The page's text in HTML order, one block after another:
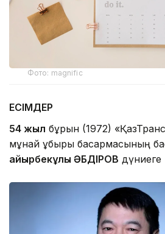
Фото: magnific
ЕСІМДЕР
54 жыл бұрын (1972)
мұнай құбыры басқармасының
Қайырбекұлы ӘБДІРОВ дүниеге